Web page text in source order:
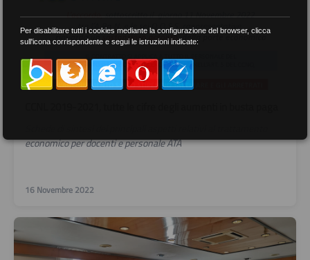
economico per docenti e personale ATA
16 Novembre 2022
Per disabilitare tutti i cookies mediante la configurazione del browser, clicca
sull'icona corrispondente e segui le istruzioni indicate: